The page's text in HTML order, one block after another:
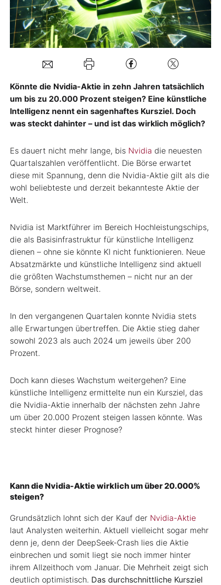
Mein Konto
Kontakt
Könnte die Nvidia-Aktie in zehn Jahren tatsächlich
um bis zu 20.000 Prozent steigen? Eine künstliche
Intelligenz nennt ein sagenhaftes Kursziel. Doch
was steckt dahinter – und ist das wirklich möglich?
Es dauert nicht mehr lange, bis Nvidia die neuesten
Quartalszahlen veröffentlicht. Die Börse erwartet
diese mit Spannung, denn die Nvidia-Aktie gilt als die
wohl beliebteste und derzeit bekannteste Aktie der
Welt.
Nvidia ist Marktführer im Bereich Hochleistungschips,
die als Basisinfrastruktur für künstliche Intelligenz
dienen – ohne sie könnte KI nicht funktionieren. Neue
Absatzmärkte und künstliche Intelligenz sind aktuell
die größten Wachstumsthemen – nicht nur an der
Börse, sondern weltweit.
In den vergangenen Quartalen konnte Nvidia stets
alle Erwartungen übertreffen. Die Aktie stieg daher
sowohl 2023 als auch 2024 um jeweils über 200
Prozent.
Doch kann dieses Wachstum weitergehen? Eine
künstliche Intelligenz ermittelte nun ein Kursziel, das
die Nvidia-Aktie innerhalb der nächsten zehn Jahre
um über 20.000 Prozent steigen lassen könnte. Was
steckt hinter dieser Prognose?
Kann die Nvidia-Aktie wirklich um über 20.000%
steigen?
Grundsätzlich lohnt sich der Kauf der Nvidia-Aktie
laut Analysten weiterhin. Aktuell vielleicht sogar mehr
denn je, denn der DeepSeek-Crash lies die Aktie
einbrechen und somit liegt sie noch immer hinter
ihrem Allzeithoch vom Januar. Die Mehrheit zeigt sich
deutlich optimistisch. Das durchschnittliche Kursziel